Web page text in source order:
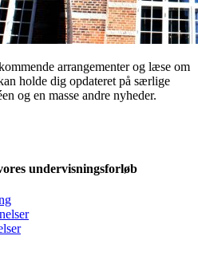
arrangementer og læse om
holde dig opdateret på særlige
og en masse andre nyheder.
undervisningsforløb